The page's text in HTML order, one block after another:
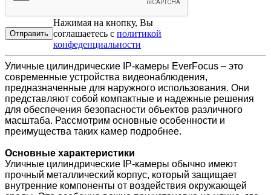
Нажимая на кнопку, Вы
соглашаетесь с политикой
конфеденциальности
Уличные цилиндрические IP-камеры EverFocus – это
современные устройства видеонаблюдения,
предназначенные для наружного использования. Они
представляют собой компактные и надежные решения
для обеспечения безопасности объектов различного
масштаба. Рассмотрим основные особенности и
преимущества таких камер подробнее.
Основные характеристики
Уличные цилиндрические IP-камеры обычно имеют
прочный металлический корпус, который защищает
внутренние компоненты от воздействия окружающей